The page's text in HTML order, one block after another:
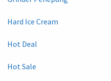
Hard Ice Cream
Hot Deal
Hot Sale